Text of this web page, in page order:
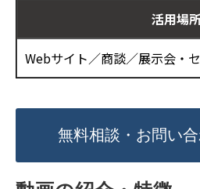
活用場
Webサイト／商談／展示会・
無料相談・お問い